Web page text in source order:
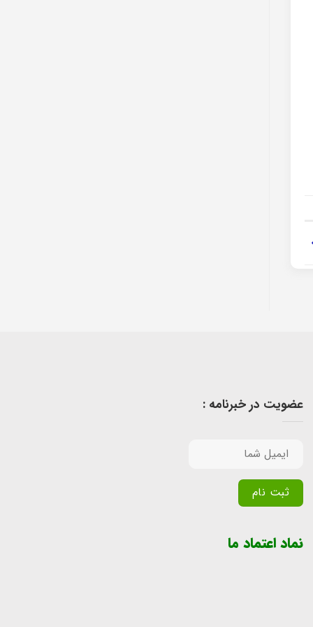
عضویت در خبرنامه :
نماد اعتماد ما